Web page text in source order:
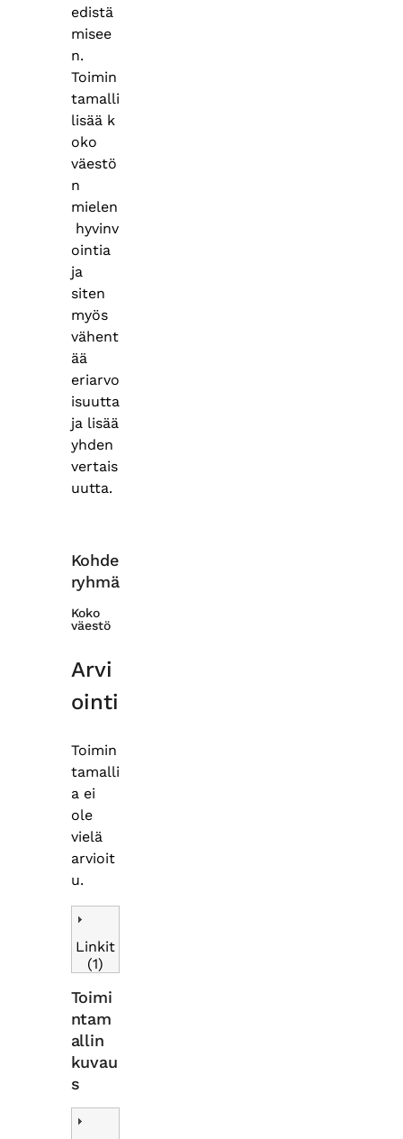
edistä
misee
n.
Toimin
tamalli
lisää k
oko
väestö
n
mielen
hyvinv
ointia
ja
siten
myös
vähent
ää
eriarvo
isuutta
ja lisää
yhden
vertais
uutta.
Kohde
ryhmä
Koko
väestö
Arvi
ointi
Toimin
tamalli
a ei
ole
vielä
arvioit
u.
Linkit
(1)
Toimi
ntam
allin
kuvau
s